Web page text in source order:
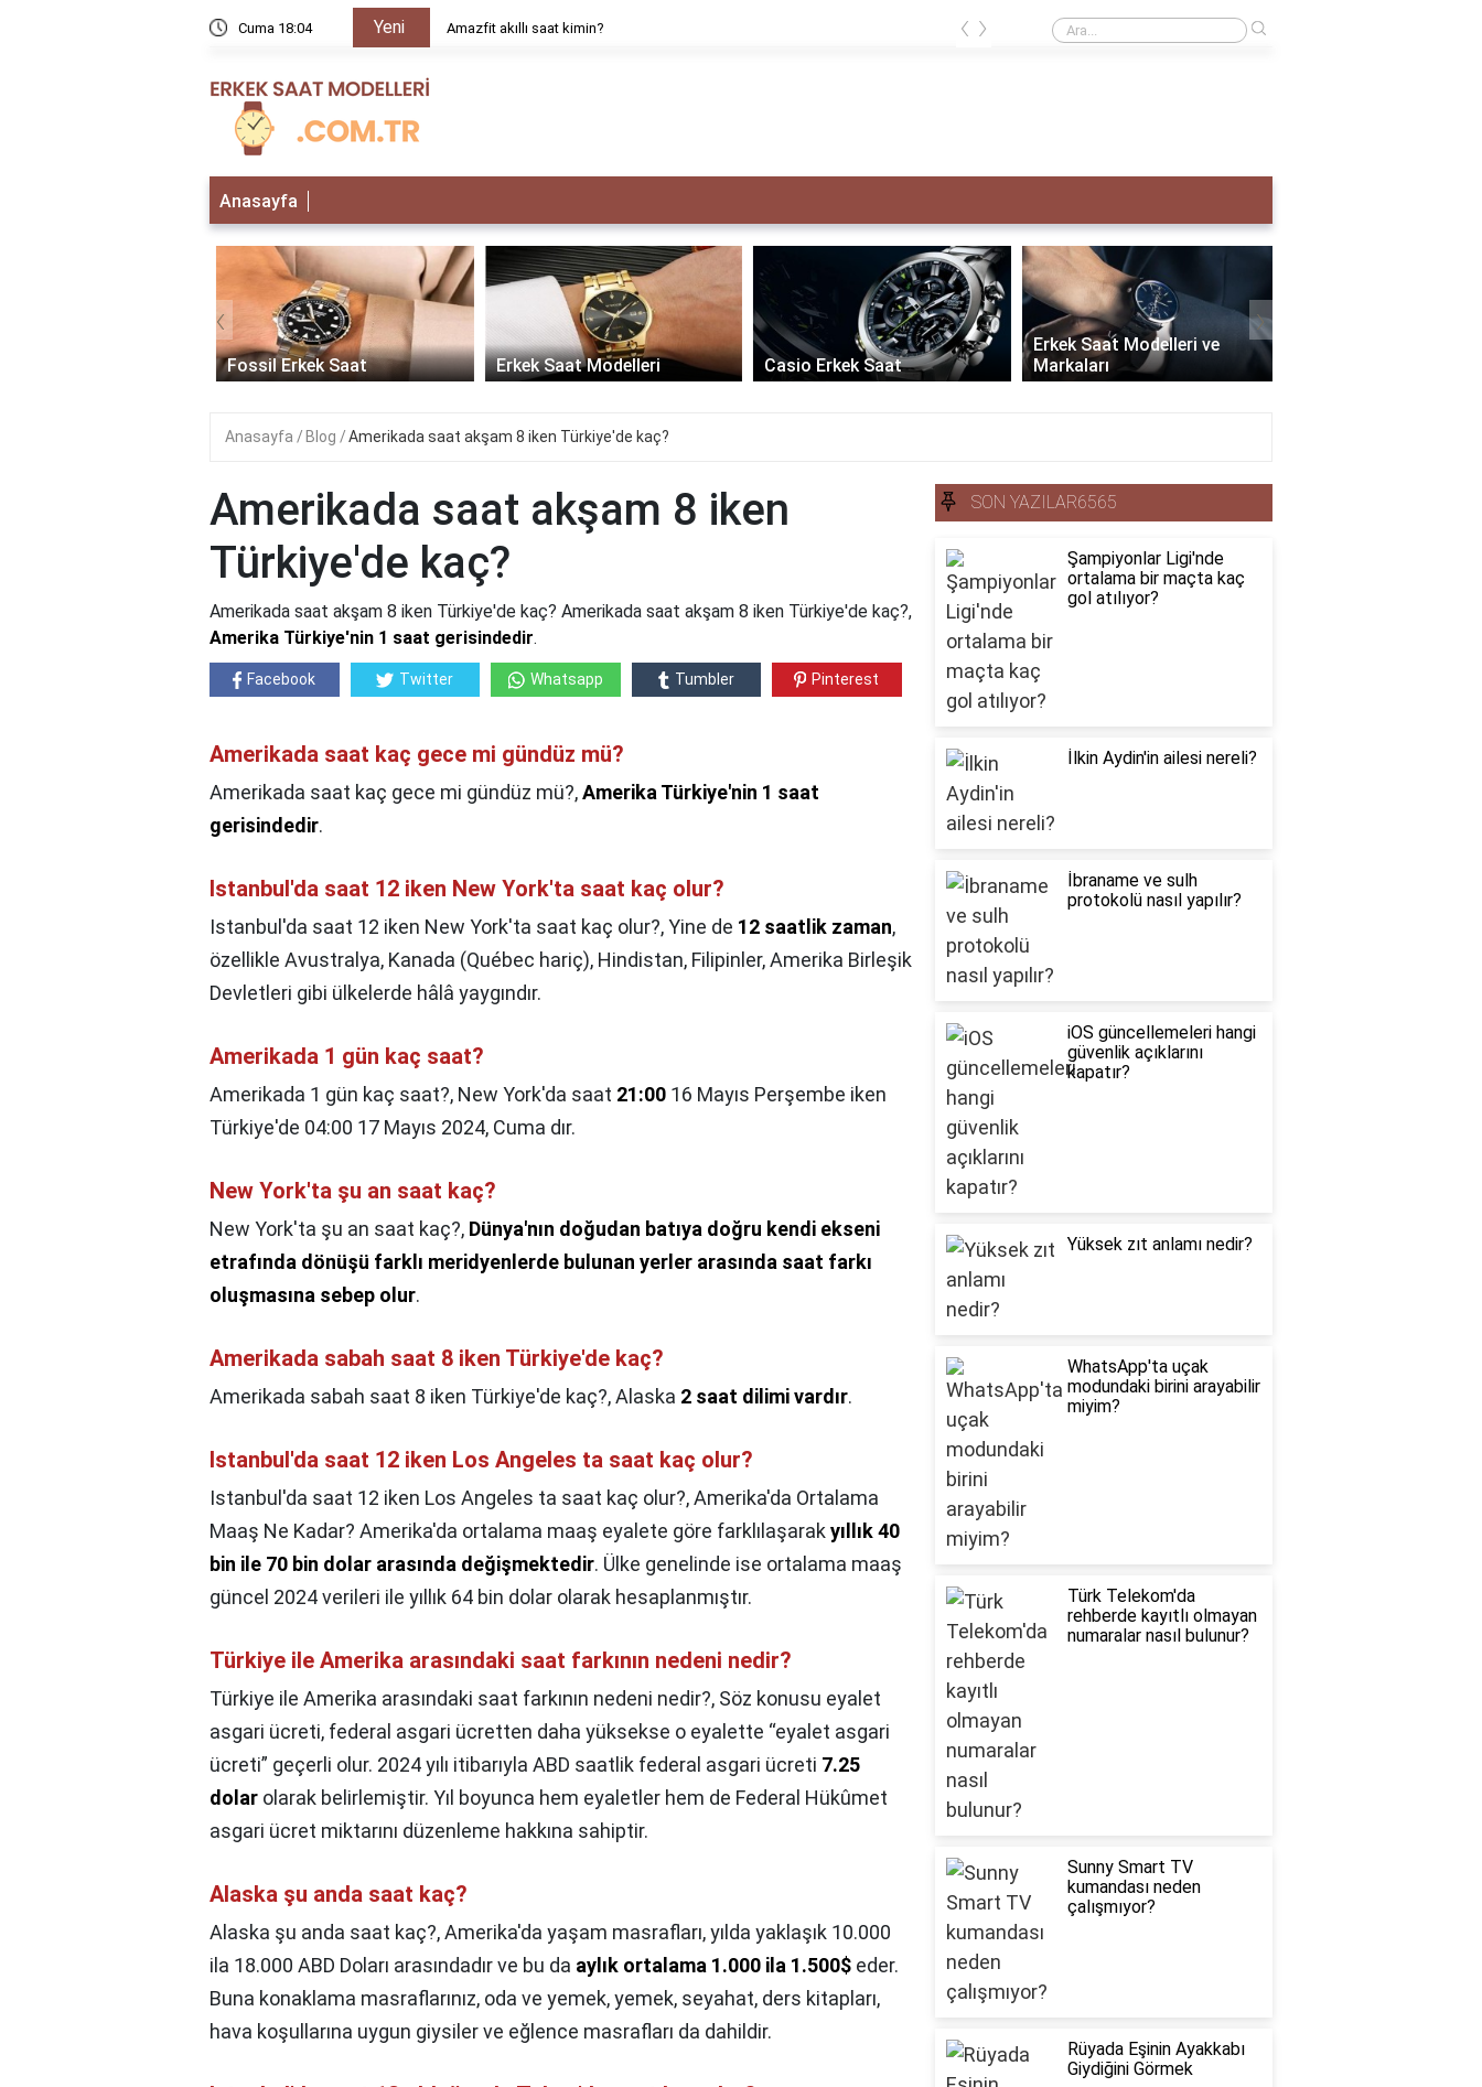
Cuma 18:04 Yeni Amazfit akıllı saat kimin? Creative taş ne demek?
‹ ›
Anasayfa
Fossil Erkek Saat Erkek Saat Modelleri Casio Erkek Saat
Erkek Saat Modelleri ve
Markaları
‹ ›
Anasayfa Blog Amerikada saat akşam 8 iken Türkiye'de kaç?
Amerikada saat akşam 8 iken
Türkiye'de kaç?
Amerikada saat akşam 8 iken Türkiye'de kaç? Amerikada saat akşam 8 iken Türkiye'de kaç?,
Amerika Türkiye'nin 1 saat gerisindedir.
Facebook Twitter Whatsapp Tumbler Pinterest
Amerikada saat kaç gece mi gündüz mü?
Amerikada saat kaç gece mi gündüz mü?,Amerika Türkiye'nin 1 saat
gerisindedir.
Istanbul'da saat 12 iken New York'ta saat kaç olur?
Istanbul'da saat 12 iken New York'ta saat kaç olur?,Yine de 12 saatlik zaman,
özellikle Avustralya, Kanada (Québec hariç), Hindistan, Filipinler, Amerika Birleşik
Devletleri gibi ülkelerde hâlâ yaygındır.
Amerikada 1 gün kaç saat?
Amerikada 1 gün kaç saat?, New York'da saat 21:00 16 Mayıs Perşembe iken
Türkiye'de 04:00 17 Mayıs 2024, Cuma dır.
New York'ta şu an saat kaç?
New York'ta şu an saat kaç?, Dünya'nın doğudan batıya doğru kendi ekseni
etrafında dönüşü farklı meridyenlerde bulunan yerler arasında saat farkı
oluşmasına sebep olur.
Amerikada sabah saat 8 iken Türkiye'de kaç?
Amerikada sabah saat 8 iken Türkiye'de kaç?,Alaska 2 saat dilimi vardır.
Istanbul'da saat 12 iken Los Angeles ta saat kaç olur?
Istanbul'da saat 12 iken Los Angeles ta saat kaç olur?,Amerika'da Ortalama
Maaş Ne Kadar? Amerika'da ortalama maaş eyalete göre farklılaşarakyıllık 40
bin ile 70 bin dolar arasında değişmektedir. Ülke genelinde ise ortalama maaş
güncel 2024 verileri ile yıllık 64 bin dolar olarak hesaplanmıştır.
Türkiye ile Amerika arasındaki saat farkının nedeni nedir?
Türkiye ile Amerika arasındaki saat farkının nedeni nedir?, Söz konusu eyalet
asgari ücreti, federal asgari ücretten daha yüksekse o eyalette “eyalet asgari
ücreti” geçerli olur. 2024 yılı itibarıyla ABD saatlik federal asgari ücreti 7.25
dolar olarak belirlemiştir. Yıl boyunca hem eyaletler hem de Federal Hükûmet
asgari ücret miktarını düzenleme hakkına sahiptir.
Alaska şu anda saat kaç?
Alaska şu anda saat kaç?,Amerika'da yaşam masrafları, yılda yaklaşık 10.000
ila 18.000 ABD Doları arasındadır ve bu da aylık ortalama 1.000 ila 1.500$ eder.
Buna konaklama masraflarınız, oda ve yemek, yemek, seyahat, ders kitapları,
hava koşullarına uygun giysiler ve eğlence masrafları da dahildir.
SON YAZILAR6565
Şampiyonlar Ligi'nde
ortalama bir maçta kaç
gol atılıyor?
İlkin Aydin'in ailesi nereli?
İbraname ve sulh
protokolü nasıl yapılır?
iOS güncellemeleri hangi
güvenlik açıklarını
kapatır?
Yüksek zıt anlamı nedir?
WhatsApp'ta uçak
modundaki birini arayabilir
miyim?
Türk Telekom'da
rehberde kayıtlı olmayan
numaralar nasıl bulunur?
Sunny Smart TV
kumandası neden
çalışmıyor?
Rüyada Eşinin Ayakkabı
Giydiğini Görmek